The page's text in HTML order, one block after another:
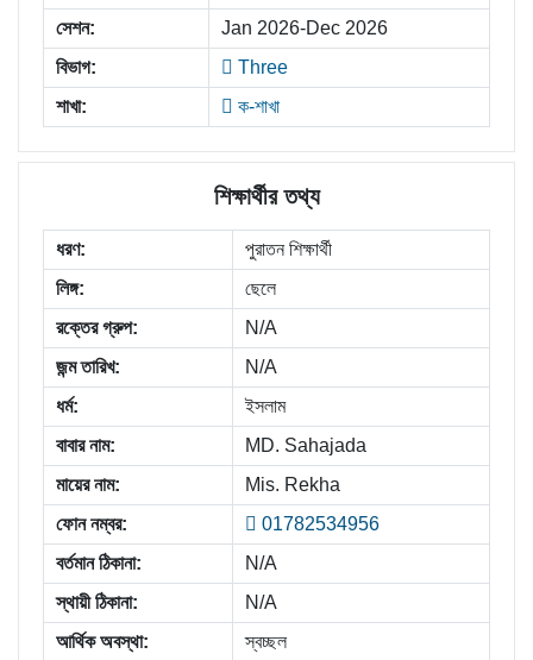
সেশন:
Jan 2026-Dec 2026
বিভাগ:
Three
শাখা:
ক-শাখা
শিক্ষার্থীর তথ্য
ধরণ:
পুরাতন শিক্ষার্থী
লিঙ্গ:
ছেলে
রক্তের গ্রুপ:
N/A
জন্ম তারিখ:
N/A
ধর্ম:
ইসলাম
বাবার নাম:
MD. Sahajada
মায়ের নাম:
Mis. Rekha
ফোন নম্বর:
01782534956
বর্তমান ঠিকানা:
N/A
স্থায়ী ঠিকানা:
N/A
আর্থিক অবস্থা:
স্বচ্ছল